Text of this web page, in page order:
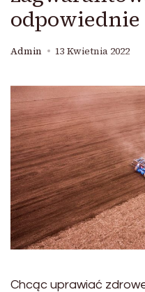
Admin 13 Kwietnia 2022
Chcąc uprawiać